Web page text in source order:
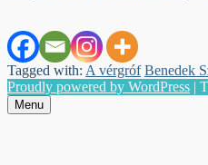
Tagged with: A vérgróf Benedek
Proudly powered by WordPress |
Menu